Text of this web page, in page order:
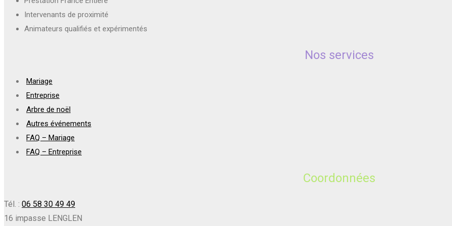
Intervenants de proximité
Animateurs qualifiés et expérimentés
Nos services
Mariage
Entreprise
Arbre de noël
Autres événements
FAQ – Mariage
FAQ – Entreprise
Coordonnées
Tél. : 06 58 30 49 49
16 impasse LENGLEN